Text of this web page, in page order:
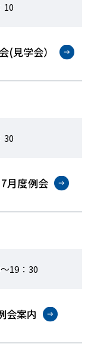
10
見学会）
30
月度例会
19：30
会案内